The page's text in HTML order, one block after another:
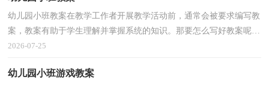
幼儿园小班教案在教学工作者开展教学活动前，通常会被要求编写教
案，教案有助于学生理解并掌握系统的知识。那要怎么写好教案呢？
以下是小编精心整理的幼儿园小班教案，欢迎大家借鉴...
2026-07-25
幼儿园小班游戏教案